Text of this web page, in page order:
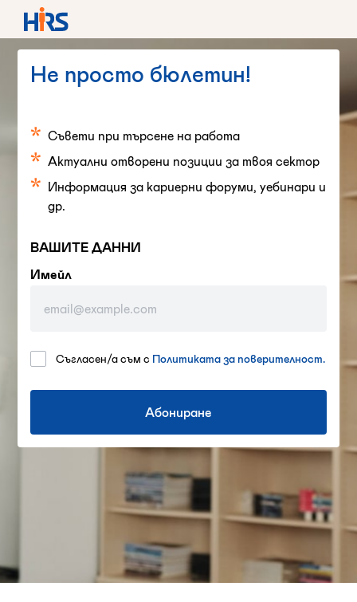
Не просто бюлетин!
Съвети при търсене на работа
Актуални отворени позиции за твоя сектор
Информация за кариерни форуми, уебинари и
др.
ВАШИТЕ ДАННИ
Имейл
Съгласен/а съм с Политиката за поверителност.